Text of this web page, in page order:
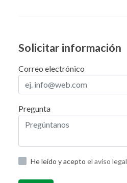
Solicitar información
Correo electrónico
Pregunta
He leído y acepto el aviso legal